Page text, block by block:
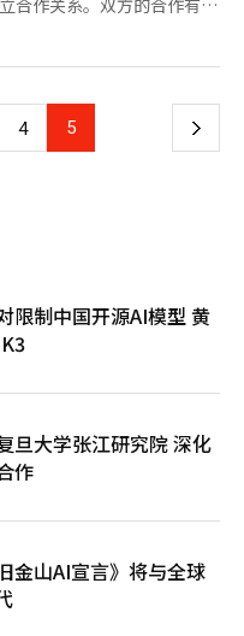
奥运主题活动，吸引用户
将通过比特币传递支持，
将成为运动员们坚实的后
作关系。双方的合作有望
字化转型方面的布局，并在
扎比区块链中心在监管协
的重要一步。 据介
础设施项目的识别、规划、
证、可互操作的数字记录系
基础设施。阿布扎比区块链
、融资对接及机构资源，引
整个中东和北非地区的政府
，与Sign建立的非独家合
通过可验证的数字记录系
席执行官闫
构及主权实体提供了重要渠
具有高社会价值和广泛影响
部分，Sign计划最迟于
知名机构的投资支持，显
后逐步扩展至全面部署。业
与阿布扎比区块链中心在
正逐步打造成为政府规模
4 5 下
限制中国开源AI模型 黄
旦大学张江研究院 深化
作
金山AI宣言》将与全球